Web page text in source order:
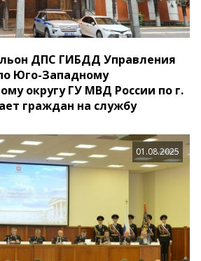
ДПС ГИБДД Управления
Юго-Западному
округу ГУ МВД России по г.
граждан на службу
01.08.2025